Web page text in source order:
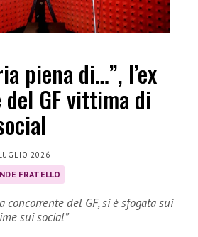
piena di…”, l’ex
GF vittima di
2026
FRATELLO
concorrente del GF, si è sfogata sui
sui social”